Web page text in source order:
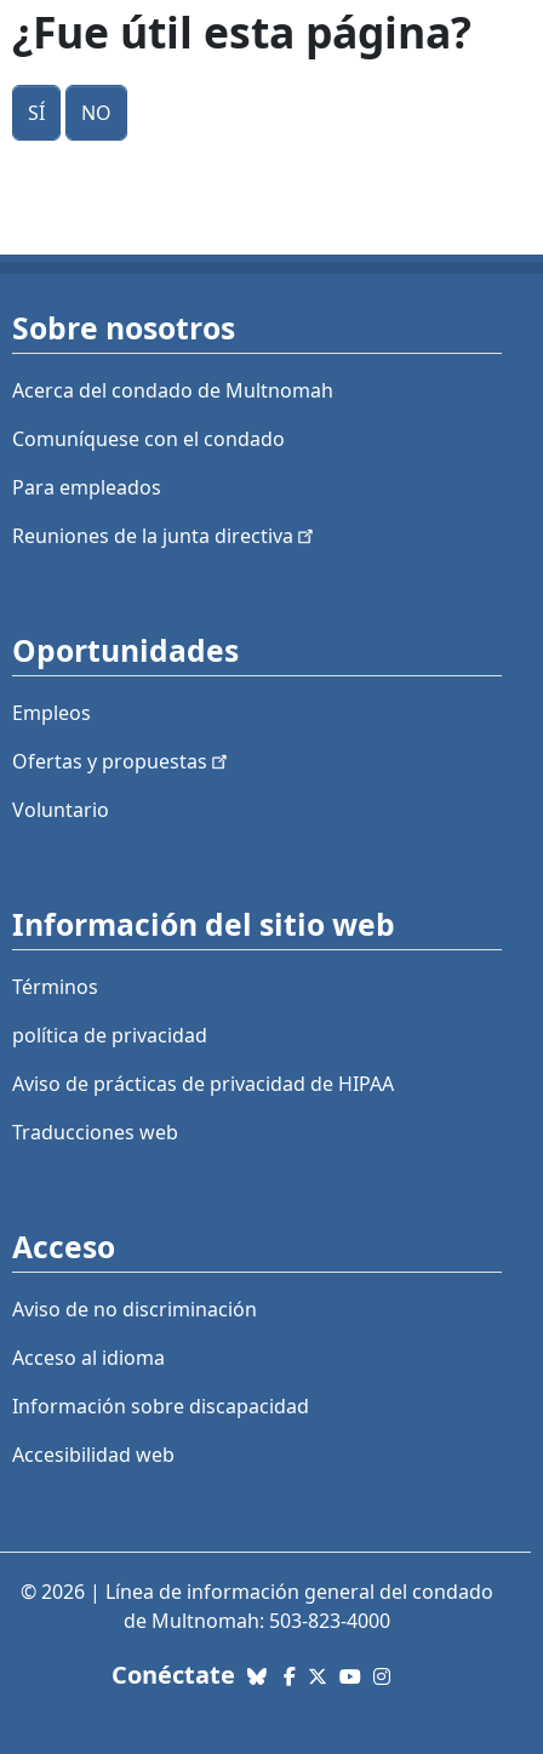
¿Fue útil esta página?
Sí No
Sobre nosotros
Acerca del condado de Multnomah
Comuníquese con el condado
Para empleados
Reuniones de la junta directiva
Oportunidades
Empleos
Ofertas y propuestas
Voluntario
Información del sitio web
Términos
política de privacidad
Aviso de prácticas de privacidad de HIPAA
Traducciones web
Acceso
Aviso de no discriminación
Acceso al idioma
Información sobre discapacidad
Accesibilidad web
© 2026 | Línea de información general del condado
de Multnomah: 503-823-4000
Conéctate con nosotros. Enlaces a
Bluesky
Facebook
X (Twitter)
YouTube
Instagram